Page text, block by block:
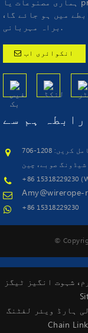
ہماری مصنوعات یا pricelist بارے میں پوچھ گچھ کے لئے، ہم پر
اندر رابطے میں ہو جائے گا،
براہ مہربانی.
انکوائری اب
رابطہ ہم سے
شامل کریں: 1208-706، No.100 Lingong روڈ، جامع فری ٹریڈ زون، Linyi
Amy@wirerope-
+86 15318229230
©
Chain Link